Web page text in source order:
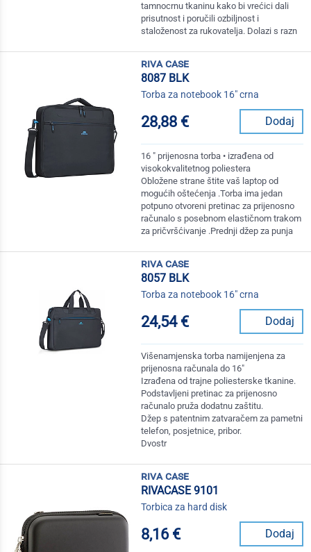
tamnocrnu tkaninu kako bi vrećici dali
prisutnost i poručili ozbiljnost i
staloženost za rukovatelja. Dolazi s razn
riva case
8087 BLK
Torba za notebook 16" crna
28,88 € Dodaj
16 " prijenosna torba • izrađena od
visokokvalitetnog poliestera
Obložene strane štite vaš laptop od
mogućih oštećenja .Torba ima jedan
potpuno otvoreni pretinac za prijenosno
računalo s posebnom elastičnom trakom
za pričvršćivanje .Prednji džep za punja
riva case
8057 BLK
Torba za notebook 16" crna
24,54 € Dodaj
Višenamjenska torba namijenjena za
prijenosna računala do 16"
Izrađena od trajne poliesterske tkanine.
Podstavljeni pretinac za prijenosno
računalo pruža dodatnu zaštitu.
Džep s patentnim zatvaračem za pametni
telefon, posjetnice, pribor.
Dvostr
riva case
RIVACASE 9101
Torbica za hard disk
8,16 € Dodaj